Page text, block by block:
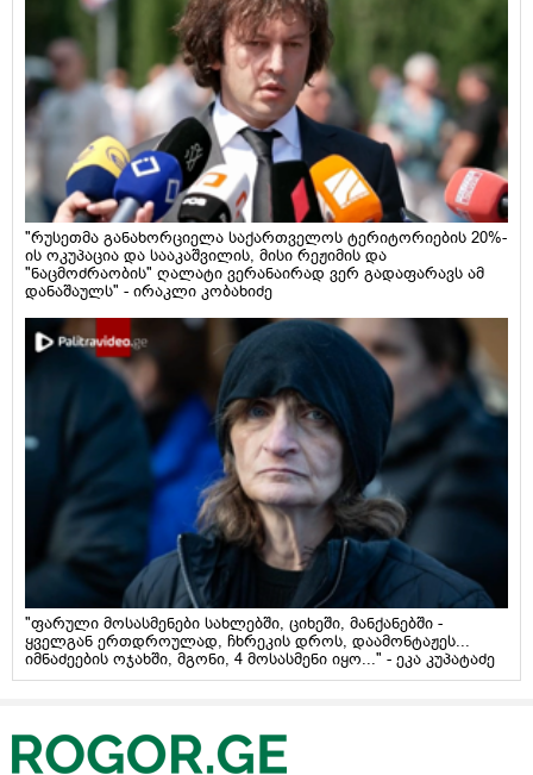
"რუსეთმა განახორციელა საქართველოს ტერიტორიების 20%-
ის ოკუპაცია და სააკაშვილის, მისი რეჟიმის და
"ნაცმოძრაობის" ღალატი ვერანაირად ვერ გადაფარავს ამ
დანაშაულს" - ირაკლი კობახიძე
"ფარული მოსასმენები სახლებში, ციხეში, მანქანებში -
ყველგან ერთდროულად, ჩხრეკის დროს, დაამონტაჟეს...
იმნაძეების ოჯახში, მგონი, 4 მოსასმენი იყო..." - ეკა კუპატაძე